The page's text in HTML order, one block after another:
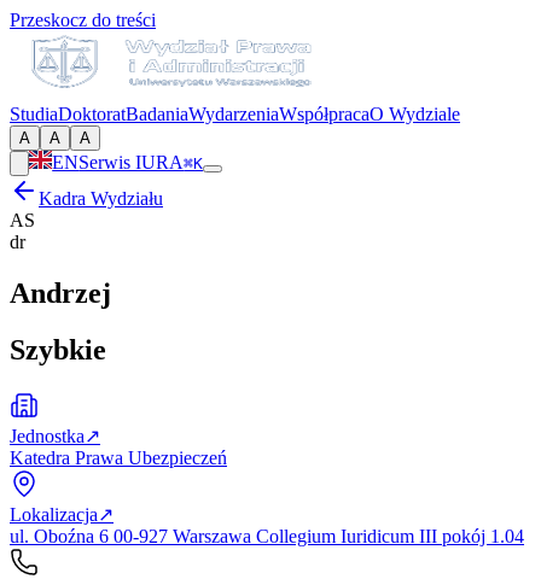
Przeskocz do treści
StudiaDoktoratBadaniaWydarzeniaWspółpracaO Wydziale
A A A
ENSerwis IURA⌘K
Kadra Wydziału
AS
dr
Andrzej
Szybkie
Jednostka↗
Katedra Prawa Ubezpieczeń
Lokalizacja↗
ul. Oboźna 6 00-927 Warszawa Collegium Iuridicum III pokój 1.04